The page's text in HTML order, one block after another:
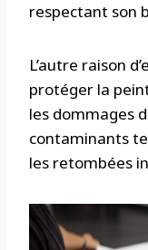
respectant son
L’autre raison
protéger la
les dommages
contaminants
les retombées